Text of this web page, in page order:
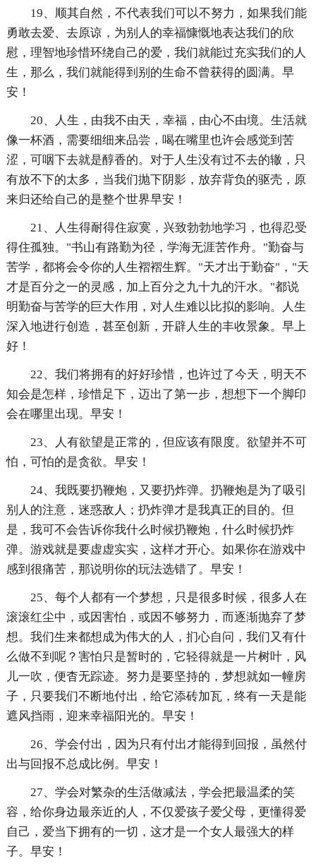
19、顺其自然，不代表我们可以不努力，如果我们能
勇敢去爱、去原谅，为别人的幸福慷慨地表达我们的欣
慰，理智地珍惜环绕自己的爱，我们就能过充实我们的人
生，那么，我们就能得到别的生命不曾获得的圆满。早
安！
20、人生，由我不由天，幸福，由心不由境。生活就
像一杯酒，需要细细来品尝，喝在嘴里也许会感觉到苦
涩，可咽下去就是醇香的。对于人生没有过不去的辙，只
有放不下的太多，当我们抛下阴影，放弃背负的驱壳，原
来归还给自己的是整个世界早安！
21、人生得耐得住寂寞，兴致勃勃地学习，也得忍受
得住孤独。"书山有路勤为径，学海无涯苦作舟。"勤奋与
苦学，都将会令你的人生褶褶生辉。"天才出于勤奋"，"天
才是百分之一的灵感，加上百分之九十九的汗水。"都说
明勤奋与苦学的巨大作用，对人生难以比拟的影响。人生
深入地进行创造，甚至创新，开辟人生的丰收景象。早上
好！
22、我们将拥有的好好珍惜，也许过了今天，明天不
知会是怎样，珍惜足下，迈出了第一步，想想下一个脚印
会在哪里出现。早安！
23、人有欲望是正常的，但应该有限度。欲望并不可
怕，可怕的是贪欲。早安！
24、我既要扔鞭炮，又要扔炸弹。扔鞭炮是为了吸引
别人的注意，迷惑敌人；扔炸弹才是我真正的目的。但
是，我可不会告诉你我什么时候扔鞭炮，什么时候扔炸
弹。游戏就是要虚虚实实，这样才开心。如果你在游戏中
感到很痛苦，那说明你的玩法选错了。早安！
25、每个人都有一个梦想，只是很多时候，很多人在
滚滚红尘中，或因害怕，或因不够努力，而逐渐抛弃了梦
想。我们生来都想成为伟大的人，扪心自问，我们又有什
么做不到呢？害怕只是暂时的，它轻得就是一片树叶，风
儿一吹，便杳无踪迹。努力是要坚持的，梦想就如一幢房
子，只要我们不断地付出，给它添砖加瓦，终有一天是能
遮风挡雨，迎来幸福阳光的。早安！
26、学会付出，因为只有付出才能得到回报，虽然付
出与回报不总成比例。早安！
27、学会对繁杂的生活做减法，学会把最温柔的笑
容，给你身边最亲近的人，不仅爱孩子爱父母，更懂得爱
自己，爱当下拥有的一切，这才是一个女人最强大的样
子。早安！